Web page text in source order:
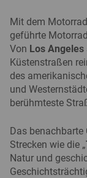
Mit dem
geführte
Von Los Angeles
Küstenstraßen
des
und
berühmteste
Das
Strecken wie die „
Natur und